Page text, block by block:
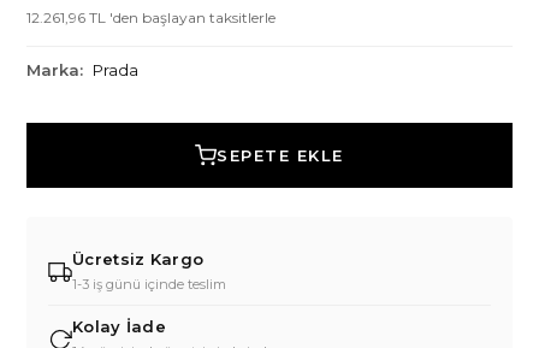
12.261,96 TL 'den başlayan taksitlerle
Marka: Prada
SEPETE EKLE
Ücretsiz Kargo
1-3 iş günü içinde teslim
Kolay İade